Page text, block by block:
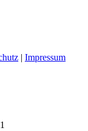
| Impressum